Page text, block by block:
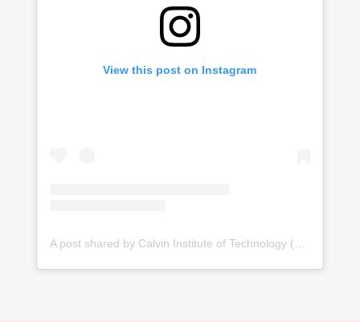
View this post on Instagram